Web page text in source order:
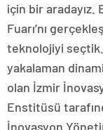
için bir aradayız.
Fuarı’nı
teknolojiyi seçtik.
yakalaman
olan İzmir
Enstitüsü
İnovasyon